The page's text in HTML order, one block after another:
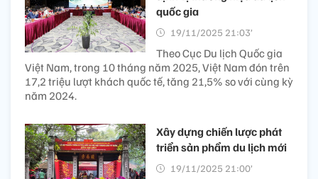
quốc gia
19/11/2025 21:03’
Theo Cục Du lịch Quốc gia
Việt Nam, trong 10 tháng năm 2025, Việt Nam đón trên
17,2 triệu lượt khách quốc tế, tăng 21,5% so với cùng kỳ
năm 2024.
Xây dựng chiến lược phát
triển sản phẩm du lịch mới
19/11/2025 21:00’